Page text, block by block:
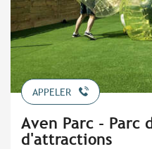
APPELER
Aven Parc - Parc
d'attractions